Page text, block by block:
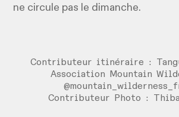
ne circule pas le dimanche.
Contributeur itinéraire :
Association Mountain
Contributeur Photo :